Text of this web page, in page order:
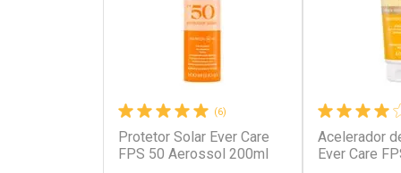
Ativar Desconto Ativar
(6)
Protetor Solar Ever Care
FPS 50 Aerossol 200ml
Acelerador
Ever Care